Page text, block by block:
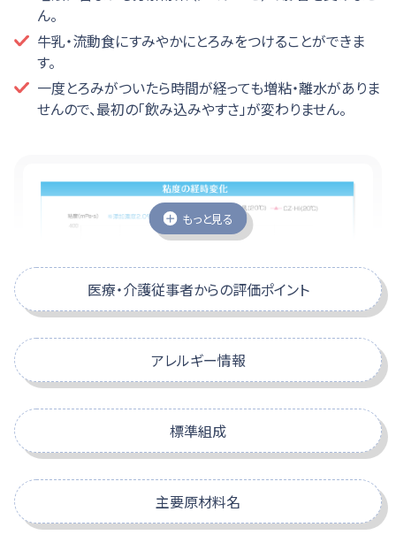
ん。
牛乳・流動食にすみやかにとろみをつけることができま
す。
一度とろみがついたら時間が経っても増粘・離水がありま
せんので、最初の「飲み込みやすさ」が変わりません。
もっと見る
医療・介護従事者からの評価ポイント
無味無臭で牛乳や流動食の味を損なわ
ない
分散性がよく、だまになりにくい
アレルギー情報
特定原材料
小麦
標準組成
主要原材料名